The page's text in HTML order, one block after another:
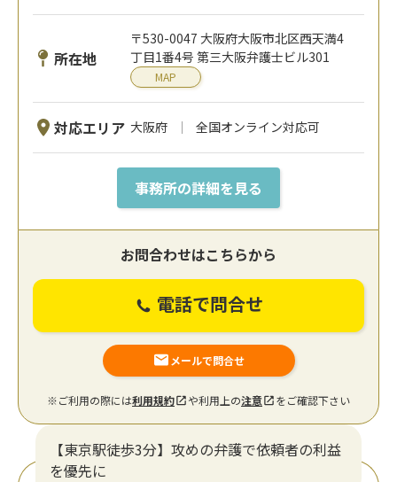
所在地
〒530-0047 大阪府大阪市北区西天満4
丁目1番4号 第三大阪弁護士ビル301
MAP
対応エリア 大阪府 全国オンライン対応可
事務所の詳細を見る
お問合わせはこちらから
電話で問合せ
メールで問合せ
※ご利用の際には利用規約 や利用上の注意 をご確認下さい
【東京駅徒歩3分】攻めの弁護で依頼者の利益
を優先に